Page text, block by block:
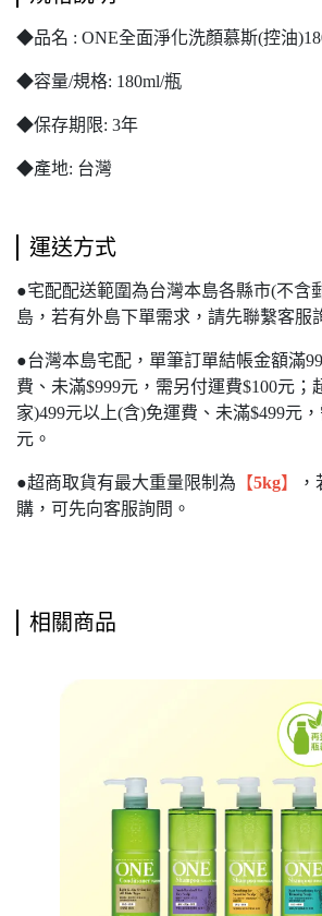
◆品名 : ONE全面淨化洗顏慕斯(控油
◆容量/規格: 180ml/瓶
◆保存期限: 3年
◆產地: 台灣
運送方式
●宅配配送範圍為台灣本島各縣市(不含
島，若有外島下單需求，請先聯繫客服
●台灣本島宅配，單筆訂單結帳金額滿
費、未滿$999元，需另付運費$100元；
家)499元以上(含)免運費、未滿$499元
元。
●超商取貨有最大重量限制為 【5kg】
購，可先向客服詢問。
相關商品